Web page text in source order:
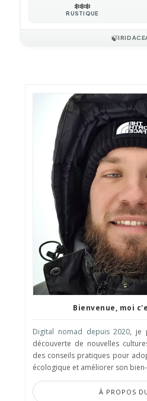
❄️❄️❄️
RUSTIQUE
🍃
Bienvenue, moi
Digital nomad depuis 2020, je
découverte de nouvelles
des conseils pratiques pour
écologique et améliorer son
À PROPOS